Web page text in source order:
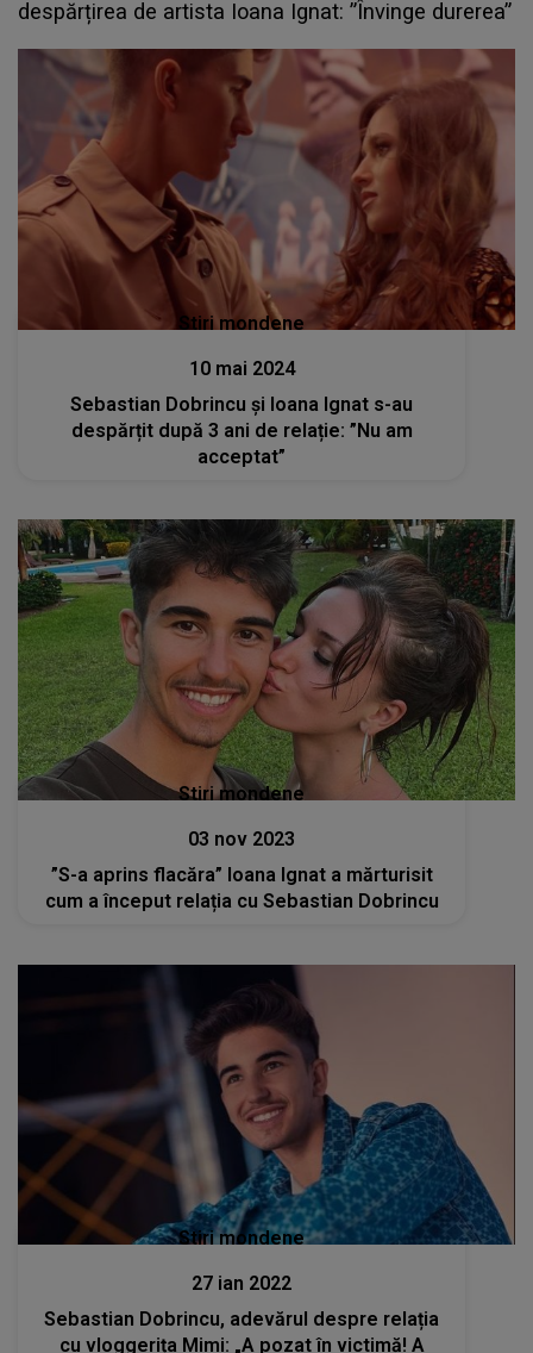
despărțirea de artista Ioana Ignat: ”Învinge durerea”
Stiri mondene
10 mai 2024
Sebastian Dobrincu și Ioana Ignat s-au
despărțit după 3 ani de relație: ”Nu am
acceptat”
Stiri mondene
03 nov 2023
”S-a aprins flacăra” Ioana Ignat a mărturisit
cum a început relația cu Sebastian Dobrincu
Stiri mondene
27 ian 2022
Sebastian Dobrincu, adevărul despre relația
cu vloggerița Mimi: „A pozat în victimă! A